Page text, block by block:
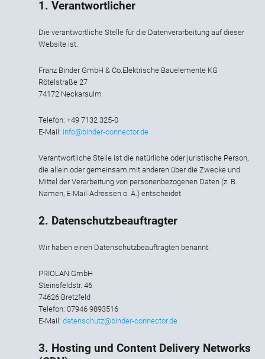
1. Verantwortlicher
Die verantwortliche Stelle für die Datenverarbeitung auf dieser
Website ist:
Franz Binder GmbH & Co.Elektrische Bauelemente KG
Rötelstraße 27
74172 Neckarsulm
Telefon: +49 7132 325-0
E-Mail: info@binder-connector.de
Verantwortliche Stelle ist die natürliche oder juristische Person,
die allein oder gemeinsam mit anderen über die Zwecke und
Mittel der Verarbeitung von personenbezogenen Daten (z. B.
Namen, E-Mail-Adressen o. Ä.) entscheidet.
2. Datenschutzbeauftragter
Wir haben einen Datenschutzbeauftragten benannt.
PRIOLAN GmbH
Steinsfeldstr. 46
74626 Bretzfeld
Telefon: 07946 9893516
E-Mail: datenschutz@binder-connector.de
3. Hosting und Content Delivery Networks